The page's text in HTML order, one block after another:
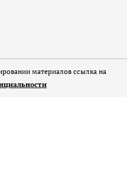
материалов ссылка на